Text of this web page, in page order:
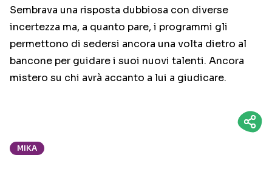
Sembrava una risposta dubbiosa con diverse
incertezza ma, a quanto pare, i programmi gli
permettono di sedersi ancora una volta dietro al
bancone per guidare i suoi nuovi talenti. Ancora
mistero su chi avrà accanto a lui a giudicare.
MIKA